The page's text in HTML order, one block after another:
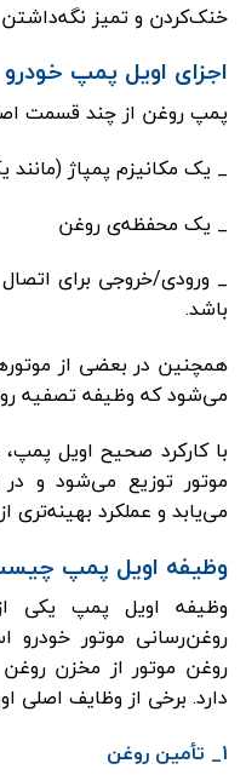
خنک‌کردن و تمیز
اجزای اویل پمپ خودرو
پمپ روغن از چند قسمت
_ یک مکانیزم پمپاژ
_ یک محفظه‌ی روغن
_ ورودی/خروجی برای
باشد.
همچنین در بعضی از
می‌شود که وظیفه تصفیه
با کارکرد صحیح اویل
موتور توزیع می‌شود و
می‌یابد و عملکرد
وظیفه اویل پمپ
وظیفه اویل پمپ یکی
روغن‌رسانی موتور
روغن موتور از مخزن
دارد. برخی از وظایف اصلی
1_ تأمین روغن